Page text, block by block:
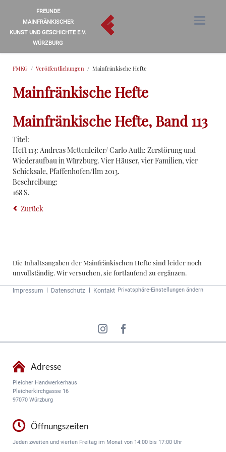
FREUNDE
MAINFRÄNKISCHER
KUNST UND GESCHICHTE E.V.
WÜRZBURG
FMKG Veröffentlichungen Mainfränkische Hefte
Mainfränkische Hefte
Mainfränkische Hefte, Band 113
Titel:
Heft 113: Andreas Mettenleiter/ Carlo Auth: Zerstörung und
Wiederaufbau in Würzburg. Vier Häuser, vier Familien, vier
Schicksale, Pfaffenhofen/Ilm 2013.
Beschreibung:
168 S.
Zurück
Die Inhaltsangaben der Mainfränkischen Hefte sind leider noch
unvollständig. Wir versuchen, sie fortlaufend zu ergänzen.
Navigation
Impressum Datenschutz Kontakt Privatsphäre-Einstellungen ändern
Adresse
Pleicher Handwerkerhaus
Pleicherkirchgasse 16
97070 Würzburg
Öffnungszeiten
Jeden zweiten und vierten Freitag im Monat von 14:00 bis 17:00 Uhr